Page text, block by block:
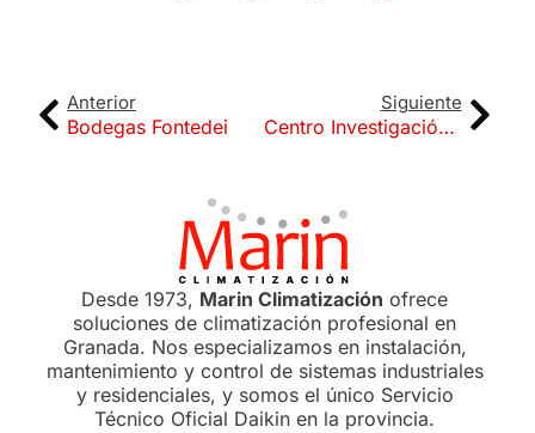
Anterior
Bodegas Fontedei
Siguiente
Centro Investigación Biomédica
Desde 1973, Marin Climatización ofrece
soluciones de climatización profesional en
Granada. Nos especializamos en instalación,
mantenimiento y control de sistemas industriales
y residenciales, y somos el único Servicio
Técnico Oficial Daikin en la provincia.